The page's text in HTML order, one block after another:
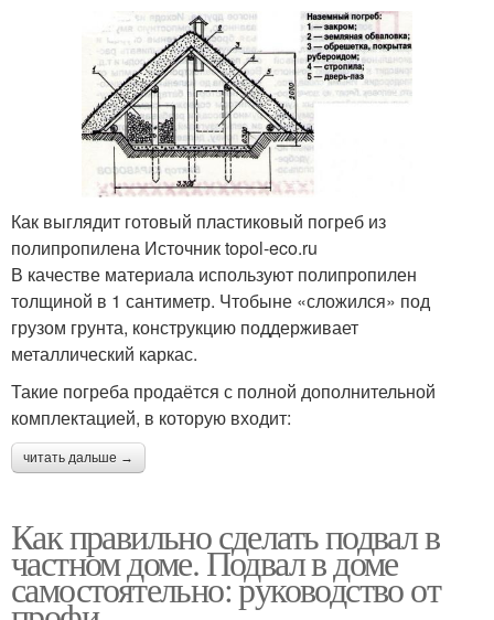
Как выглядит готовый пластиковый погреб из
полипропилена Источник topol-eco.ru
В качестве материала используют полипропилен
толщиной в 1 сантиметр. Чтобыне «сложился» под
грузом грунта, конструкцию поддерживает
металлический каркас.
Такие погреба продаётся с полной дополнительной
комплектацией, в которую входит:
читать дальше →
Как правильно сделать подвал в
частном доме. Подвал в доме
самостоятельно: руководство от